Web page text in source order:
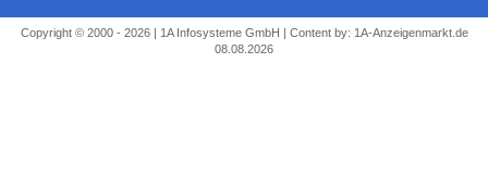
Copyright © 2000 - 2026 | 1A Infosysteme GmbH | Content by: 1A-Anzeigenmarkt.de
08.08.2026